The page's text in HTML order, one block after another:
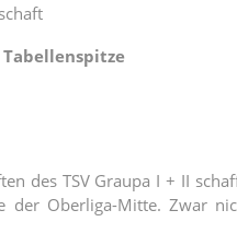
Tabellenspitze
des TSV Graupa I + II
der Oberliga-Mitte. Zwar